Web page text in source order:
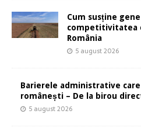
Cum susține
competitivitatea
România
5 august 2026
Barierele administrative
românești – De la birou
5 august 2026